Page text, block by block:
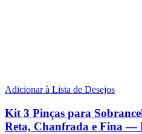
Adicionar à Lista de Desejos
Kit 3 Pinças para
Reta, Chanfrada e Fina —